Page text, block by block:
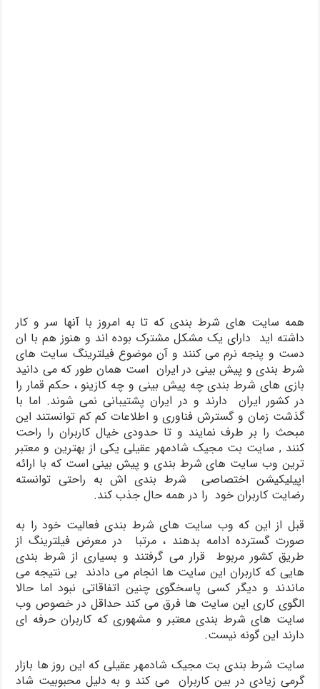
همه سایت های شرط بندی که تا به امروز با آنها سر و کار
داشته اید دارای یک مشکل مشترک بوده اند و هنوز هم با ان
دست و پنجه نرم می کنند و آن موضوع فیلترینگ سایت های
شرط بندی و پیش بینی در ایران است همان طور که می دانید
بازی های شرط بندی چه پیش بینی و چه کازینو ، حکم قمار را
در کشور ایران دارند و در ایران پشتیبانی نمی شوند. اما با
گذشت زمان و گسترش فناوری و اطلاعات کم کم توانستند این
مبحث را بر طرف نمایند و تا حدودی خیال کاربران را راحت
کنند , سایت بت مجیک شادمهر عقیلی یکی از بهترین و معتبر
ترین وب سایت های شرط بندی و پیش بینی است که با ارائه
اپیلیکیشن اختصاصی شرط بندی اش به راحتی توانسته
رضایت کاربران خود را در همه حال جذب کند.
قبل از این که وب سایت های شرط بندی فعالیت خود را به
صورت گسترده ادامه بدهند ، مرتبا در معرض فیلترینگ از
طریق کشور مربوط قرار می گرفتند و بسیاری از شرط بندی
هایی که کاربران این سایت ها انجام می دادند بی نتیجه می
ماندند و دیگر کسی پاسخگوی چنین اتفاقاتی نبود اما حالا
الگوی کاری این سایت ها فرق می کند حداقل در خصوص وب
سایت های شرط بندی معتبر و مشهوری که کاربران حرفه ای
دارند این گونه نیست.
سایت شرط بندی بت مجیک شادمهر عقیلی که این روز ها بازار
گرمی زیادی در بین کاربران می کند و به دلیل محبوبیت شاد